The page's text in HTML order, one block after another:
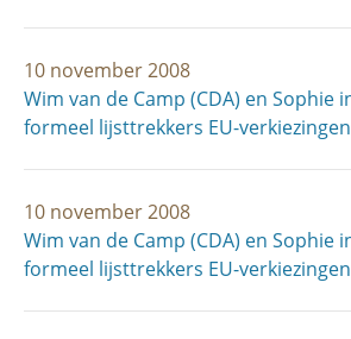
10 november 2008
Wim van de Camp (CDA) en Sophie
formeel lijsttrekkers EU-verkiezingen
10 november 2008
Wim van de Camp (CDA) en Sophie
formeel lijsttrekkers EU-verkiezingen